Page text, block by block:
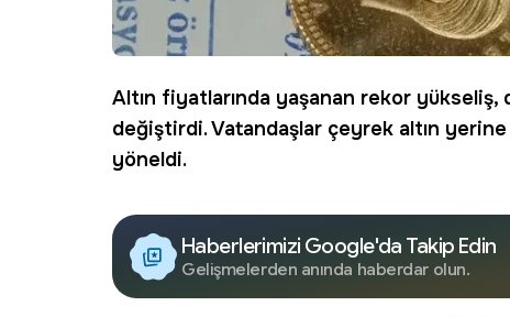
Altın fiyatlarında yaşanan rekor
değiştirdi. Vatandaşlar çeyrek altın yerine
yöneldi.
Haberlerimizi Google'da Takip Edin
Gelişmelerden anında haberdar olun.